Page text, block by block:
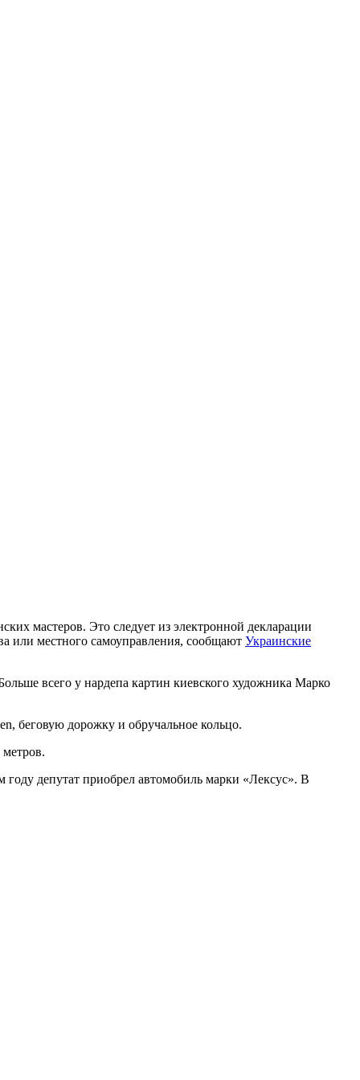
мастеров. Это следует из электронной декларации
или местного самоуправления, сообщают Украинские
всего у нардепа картин киевского художника Марко
беговую дорожку и обручальное кольцо.
депутат приобрел автомобиль марки «Лексус». В